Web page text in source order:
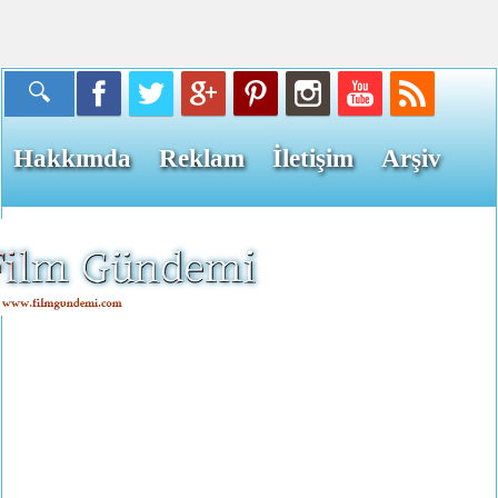
Hakkımda Reklam İletişim Arşiv